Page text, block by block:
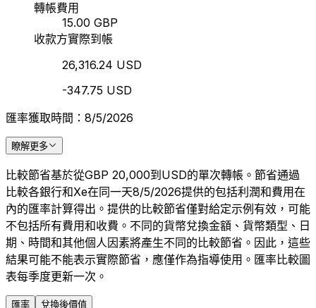
轉帳費用
15.00 GBP
收款方實際到帳
26,316.24 USD
-347.75 USD
匯率獲取時間：8/5/2026
瞭解更多
比較節省基於從GBP 20,000到USD的單次轉帳。節省通過
比較各銀行和Xe在同一天8/5/2026提供的包括利潤和費用在
內的匯率計算得出。提供的比較節省僅對給定示例有效，可能
不包括所有費用和收費。不同的貨幣兌換金額、貨幣類型、日
期、時間和其他個人因素將產生不同的比較節省。因此，這些
結果可能不能表示實際節省，應僅作為指導使用。匯率比較圖
表每季度更新一次。
匯率 兌換後價值